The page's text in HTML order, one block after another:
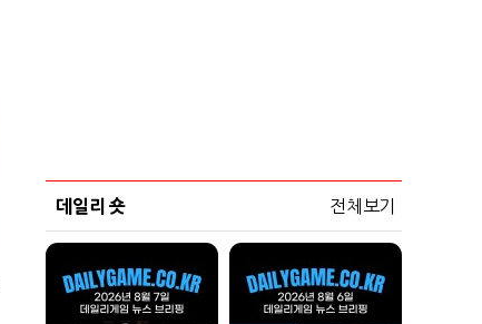
데일리 숏 전체보기